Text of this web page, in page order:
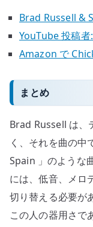
Brad Russell &
YouTube 投稿
Amazon で
まとめ
Brad Russell は、
く、それを曲の中
Spain 」のような
には、低音、メロ
切り替える必要が
この人の器用さで